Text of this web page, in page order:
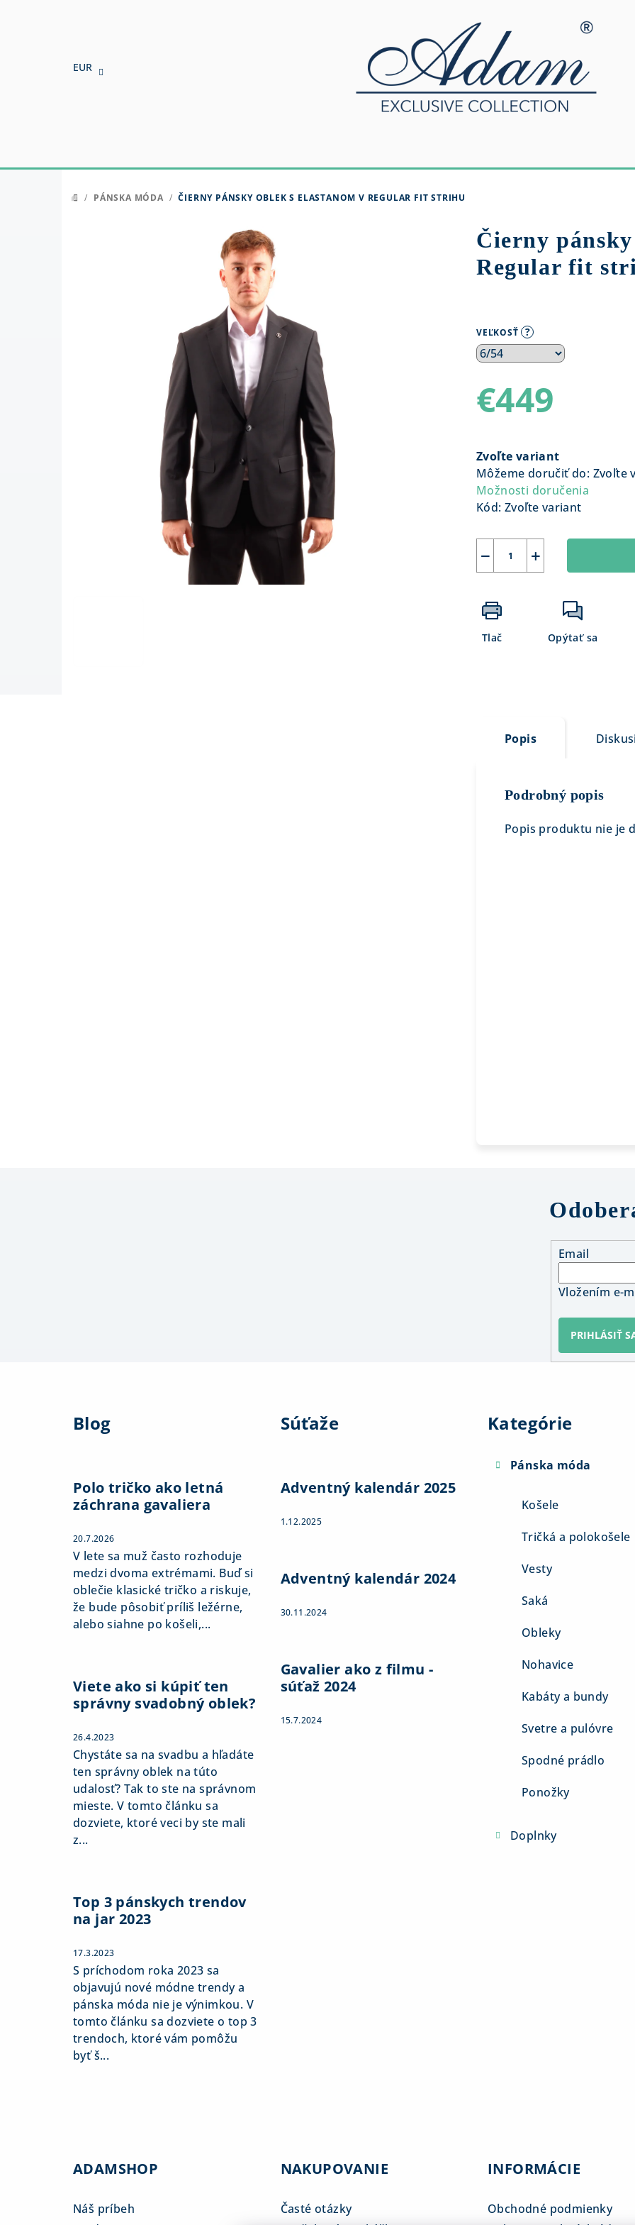
EUR
DOMOV
/ PÁNSKA MÓDA / ČIERNY PÁNSKY OBLEK S ELASTANOM V REGULAR FIT STRIHU
Čierny
Regular fit
VEĽKOSŤ ?
€449
cena:
Zvoľte variant
Môžeme doručiť do: Zvoľte
Možnosti doručenia
Kód: Zvoľte variant
+
−
Tlač Opýtať sa
Popis
Podrobný popis
Popis produktu nie je
Email
Vložením e-
PRIHLÁSIŤ
Blog
Polo tričko ako letná
záchrana gavaliera
20.7.2026
V lete sa muž často rozhoduje
medzi dvoma extrémami. Buď si
oblečie klasické tričko a riskuje,
že bude pôsobiť príliš ležérne,
alebo siahne po košeli,...
Viete ako si kúpiť ten
správny svadobný oblek?
26.4.2023
Chystáte sa na svadbu a hľadáte
ten správny oblek na túto
udalosť? Tak to ste na správnom
mieste. V tomto článku sa
dozviete, ktoré veci by ste mali
z...
Top 3 pánskych trendov
na jar 2023
17.3.2023
S príchodom roka 2023 sa
objavujú nové módne trendy a
pánska móda nie je výnimkou. V
tomto článku sa dozviete o top 3
trendoch, ktoré vám pomôžu
byť š...
Súťaže
Adventný kalendár 2025
1.12.2025
Adventný kalendár 2024
30.11.2024
Gavalier ako z filmu -
súťaž 2024
15.7.2024
Kategórie
Pánska móda
Košele
Tričká a polokošele
Vesty
Saká
Obleky
Nohavice
Kabáty a bundy
Svetre a pulóvre
Spodné prádlo
Ponožky
Doplnky
ADAMSHOP
Náš príbeh
NAKUPOVANIE
Časté otázky
INFORMÁCIE
Obchodné podmienky